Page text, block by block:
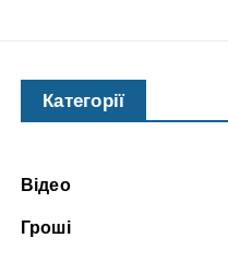
Категорії
Відео
Гроші